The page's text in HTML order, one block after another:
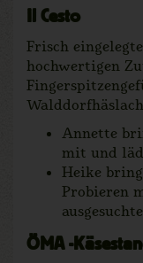
Il Cesto
Frisch
hochwertigen
Annette
mit und
Heike
Probieren
ÖMA -